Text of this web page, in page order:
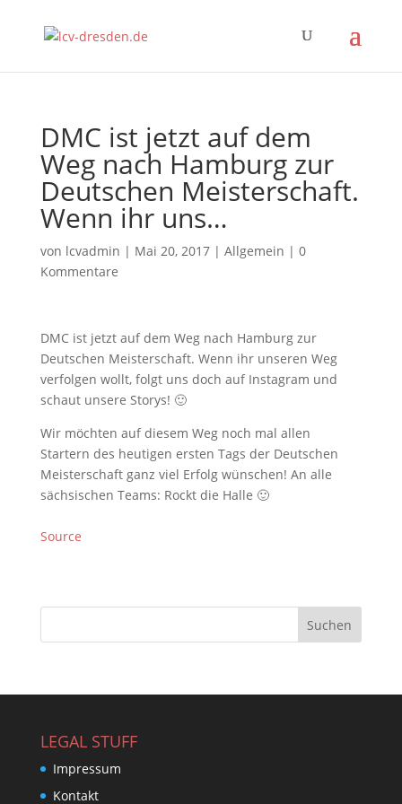
DMC ist jetzt auf dem
Weg nach Hamburg zur
Deutschen Meisterschaft.
Wenn ihr uns…
von lcvadmin | Mai 20, 2017| Allgemein | 0
Kommentare
DMC ist jetzt auf dem Weg nach Hamburg zur
Deutschen Meisterschaft. Wenn ihr unseren Weg
verfolgen wollt, folgt uns doch auf Instagram und
schaut unsere Storys! 🙂
Wir möchten auf diesem Weg noch mal allen
Startern des heutigen ersten Tags der Deutschen
Meisterschaft ganz viel Erfolg wünschen! An alle
sächsischen Teams: Rockt die Halle 🙂
Source
LEGAL STUFF
Impressum
Kontakt